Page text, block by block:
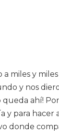
miles y
y nos
ahí!
y para
donde